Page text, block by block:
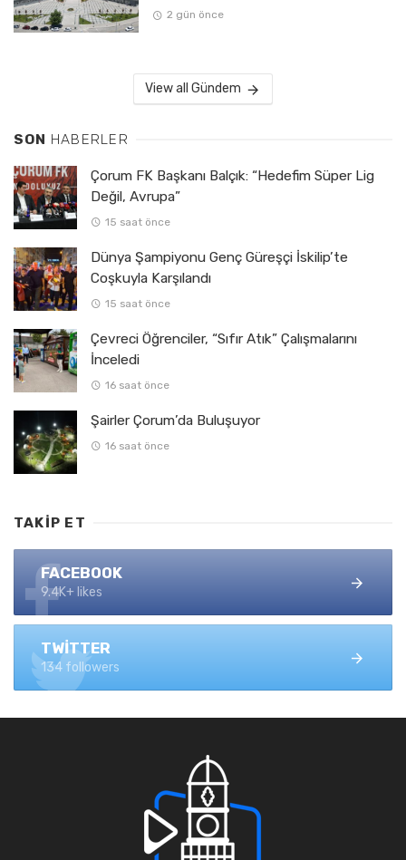
2 gün önce
View all Gündem
SON HABERLER
Çorum FK Başkanı Balçık: “Hedefim Süper Lig
Değil, Avrupa”
15 saat önce
Dünya Şampiyonu Genç Güreşçi İskilip’te
Coşkuyla Karşılandı
15 saat önce
Çevreci Öğrenciler, “Sıfır Atık” Çalışmalarını
İnceledi
16 saat önce
Şairler Çorum’da Buluşuyor
16 saat önce
TAKIP ET
FACEBOOK
9.4K+ likes
TWITTER
134 followers